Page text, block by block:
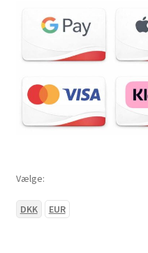
Vælge:
DKK EUR